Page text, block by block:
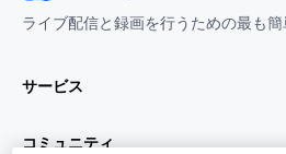
ライブ配信と録画を行うための最も
サービス
コミュニティ